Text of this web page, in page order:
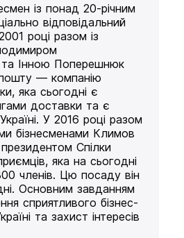
із понад 20-річним
відповідальний
році разом із
Інною Поперешнюк
— компанію
яка сьогодні є
доставки та є
У 2016 році разом
бізнесменами Климов
Спілки
яка на сьогодні
членів. Цю посаду він
Основним завданням
сприятливого бізнес-
та захист інтересів